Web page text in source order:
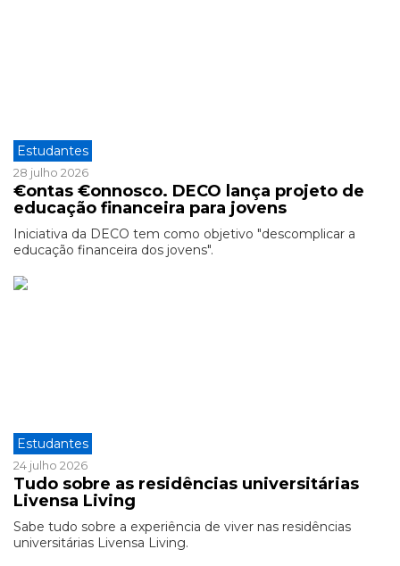
Estudantes
28 julho 2026
€ontas €onnosco. DECO lança projeto de
educação financeira para jovens
Iniciativa da DECO tem como objetivo "descomplicar a
educação financeira dos jovens".
Estudantes
24 julho 2026
Tudo sobre as residências universitárias
Livensa Living
Sabe tudo sobre a experiência de viver nas residências
universitárias Livensa Living.